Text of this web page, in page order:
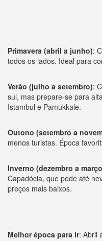
Primavera (abril a junho):
todos os lados. Ideal para
Verão (julho a setembro):
sul, mas prepare-se para
Istambul e Pamukkale.
Outono (setembro a
menos turistas. Época
Inverno (dezembro a
Capadócia, que pode até
preços mais baixos.
Melhor época para ir: Abril